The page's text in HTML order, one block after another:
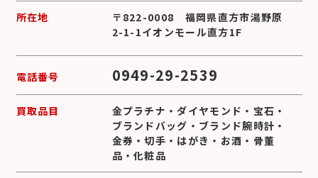
所在地
〒822-0008 福岡県直方市湯野原
2-1-1イオンモール直方1F
電話番号 0949-29-2539
買取品目 金プラチナ ・ダイヤモンド ・ 宝石 ・
ブランドバッグ ・ ブランド腕時計 ・
金券 ・切手 ・ はがき ・ お酒 ・ 骨董
品 ・化粧品